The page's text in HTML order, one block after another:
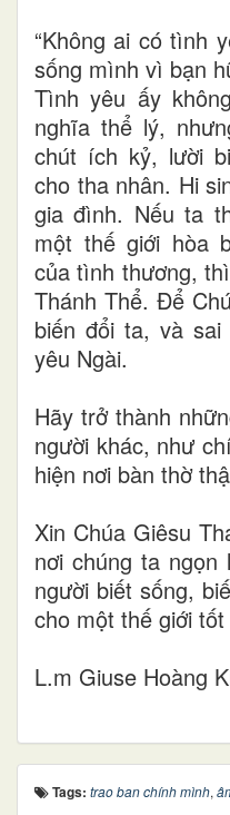
“Không ai có tình
sống mình vì bạn
Tình yêu ấy
nghĩa thể lý,
chút ích kỷ, lười
cho tha nhân. Hi
gia đình. Nếu ta
một thế giới hòa
của tình thương,
Thánh Thể. Để
biến đổi ta, và
yêu Ngài.
Hãy trở thành
người khác, như
hiện nơi bàn thờ
Xin Chúa Giêsu
nơi chúng ta
người biết sống,
cho một thế giới
L.m Giuse Hoàng
Tags: trao ban chính mình,